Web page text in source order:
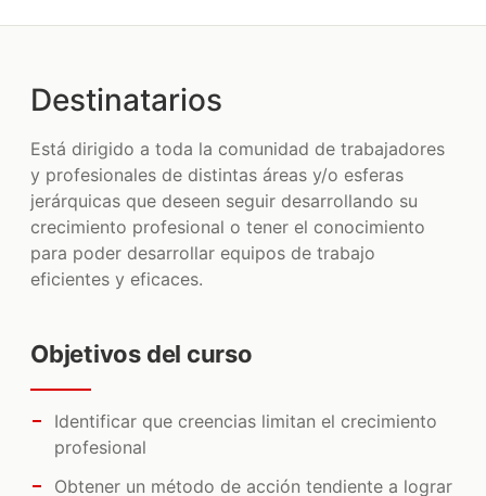
MARKETING
MERCADO LIBRE
REDACCIÓN
VENTAS
CLIENTES
CONTACTO
Destinatarios
Está dirigido a toda la comunidad de trabajadores
y profesionales de distintas áreas y/o esferas
jerárquicas que deseen seguir desarrollando su
crecimiento profesional o tener el conocimiento
para poder desarrollar equipos de trabajo
eficientes y eficaces.
Objetivos del curso
Identificar que creencias limitan el crecimiento
profesional
Obtener un método de acción tendiente a lograr